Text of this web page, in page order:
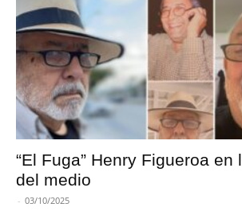
“El Fuga” Henry Figueroa en
del medio
- 03/10/2025